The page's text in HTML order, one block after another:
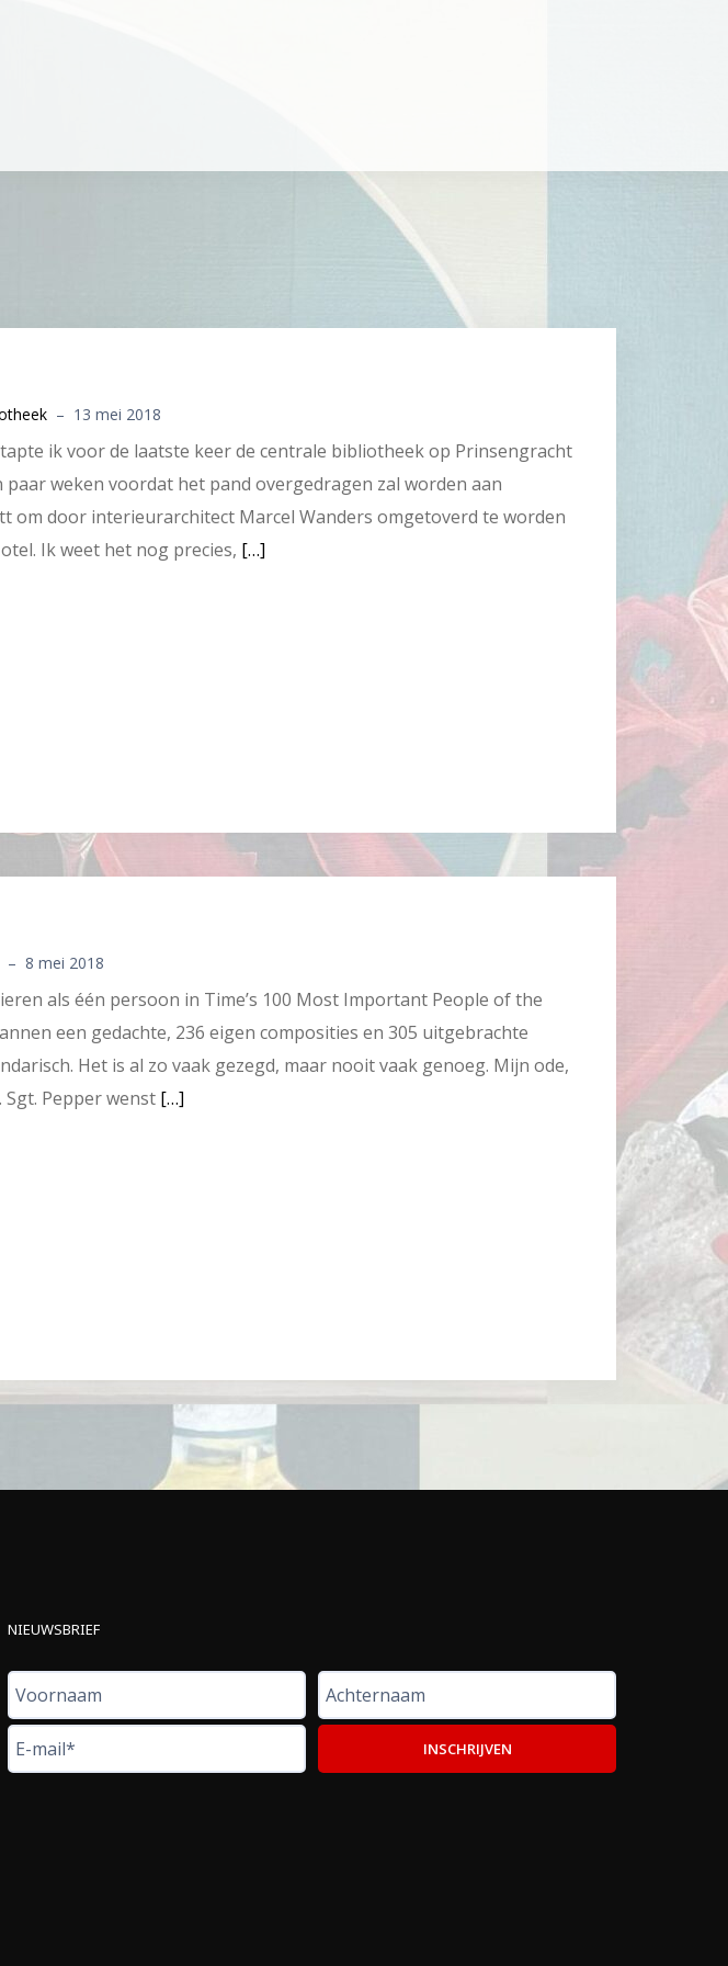
– 13 mei 2018
ik voor de laatste keer de centrale bibliotheek op Prinsengracht
paar weken voordat het pand overgedragen zal worden aan
om door interieurarchitect Marcel Wanders omgetoverd te worden
Ik weet het nog precies, […]
– 8 mei 2018
als één persoon in Time’s 100 Most Important People of the
een gedachte, 236 eigen composities en 305 uitgebrachte
Het is al zo vaak gezegd, maar nooit vaak genoeg. Mijn ode,
Pepper wenst […]
NIEUWSBRIEF